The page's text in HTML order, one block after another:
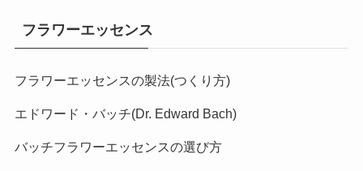
フラワーエッセンス
フラワーエッセンスの製法(つくり方)
エドワード・バッチ(Dr. Edward Bach)
バッチフラワーエッセンスの選び方